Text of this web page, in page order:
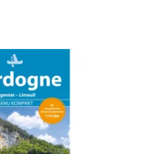
➥ ⓘ Tourenführer ➥ ⓘ
Verlag
€